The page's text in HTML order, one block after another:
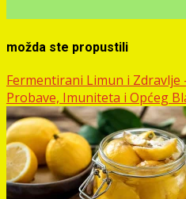
možda ste propustili
Fermentirani Limun i Zdravlje
Probave, Imuniteta i Općeg